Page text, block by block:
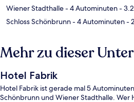
Wiener Stadthalle- 4 Autominuten-
Schloss Schönbrunn- 4 Autominuten-
Mehr zu dieser
Hotel Fabrik
Hotel Fabrik ist gerade mal 5
Schönbrunn und Wiener Stadthalle. Wer